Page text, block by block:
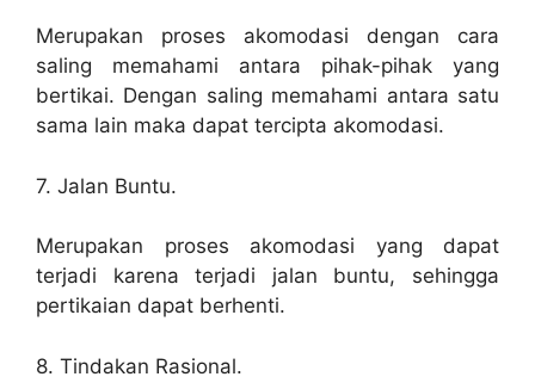
Merupakan proses akomodasi dengan cara
saling memahami antara pihak-pihak yang
bertikai. Dengan saling memahami antara satu
sama lain maka dapat tercipta akomodasi.
7. Jalan Buntu.
Merupakan proses akomodasi yang dapat
terjadi karena terjadi jalan buntu, sehingga
pertikaian dapat berhenti.
8. Tindakan Rasional.